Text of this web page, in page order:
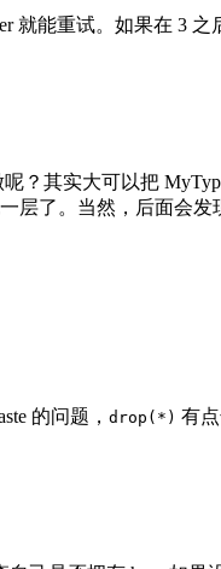
能重试。如果在 3 之
？其实大可以把
层了。当然，后面会发
的问题， drop(*) 有点